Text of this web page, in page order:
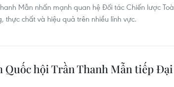
Mẫn nhấn mạnh quan hệ Đối tác Chiến lược
thực chất và hiệu quả trên nhiều lĩnh vực.
Quốc hội Trần Thanh Mẫn tiếp